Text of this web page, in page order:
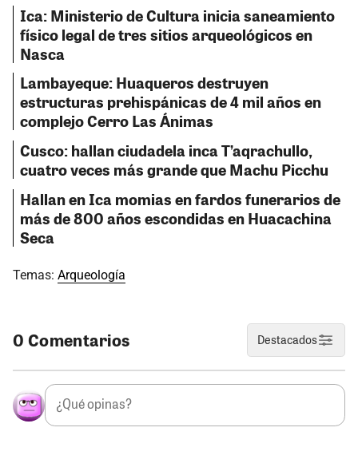
Ica: Ministerio de Cultura inicia saneamiento
físico legal de tres sitios arqueológicos en
Nasca
Lambayeque: Huaqueros destruyen
estructuras prehispánicas de 4 mil años en
complejo Cerro Las Ánimas
Cusco: hallan ciudadela inca T’aqrachullo,
cuatro veces más grande que Machu Picchu
Hallan en Ica momias en fardos funerarios de
más de 800 años escondidas en Huacachina
Seca
Temas: Arqueología
0 Comentarios Destacados